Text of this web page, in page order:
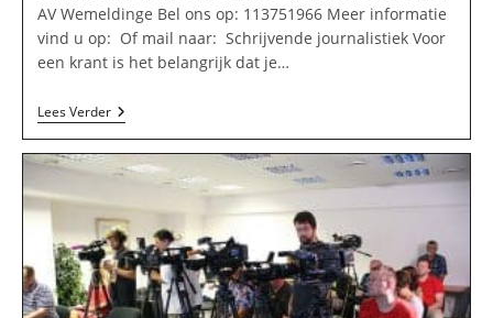
AV Wemeldinge Bel ons op: 113751966 Meer informatie
vind u op: Of mail naar: Schrijvende journalistiek Voor
een krant is het belangrijk dat je…
Lees VerderSchrijfSter
In